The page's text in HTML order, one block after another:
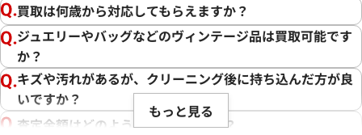
買取は何歳から対応してもらえますか？
ジュエリーやバッグなどのヴィンテージ品は買取可能です
か？
キズや汚れがあるが、クリーニング後に持ち込んだ方が良
いですか？
査定金額はどのように決まりますか？
もっと見る